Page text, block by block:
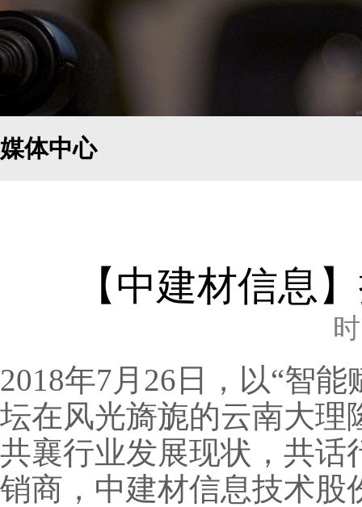
媒体中心
【中建材信息
2018年7月26日，以“智
坛在风光旖旎的云南大理
共襄行业发展现状，共话
销商，中建材信息技术股